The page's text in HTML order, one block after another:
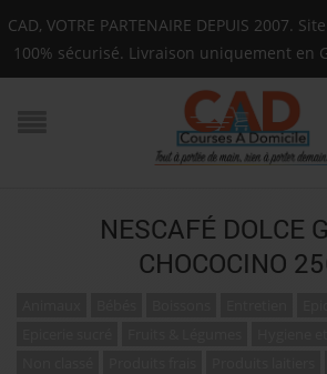
Livraison sur toute la Guadeloupe
NESCAFÉ DOLCE
CHOCOCINO
CAD, VOTRE PARTENAIRE DEPUIS 2007.
100% sécurisé. Livraison uniquement en